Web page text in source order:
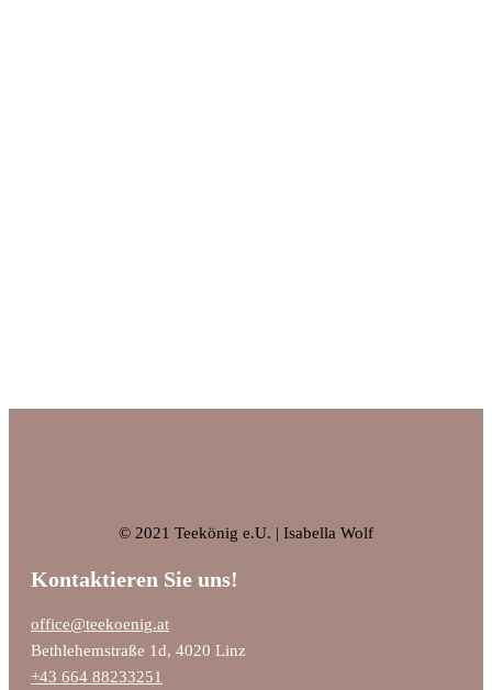
© 2021 Teekönig e.U. | Isabella Wolf
Kontaktieren Sie uns!
office@teekoenig.at
Bethlehemstraße 1d, 4020 Linz
+43 664 88233251